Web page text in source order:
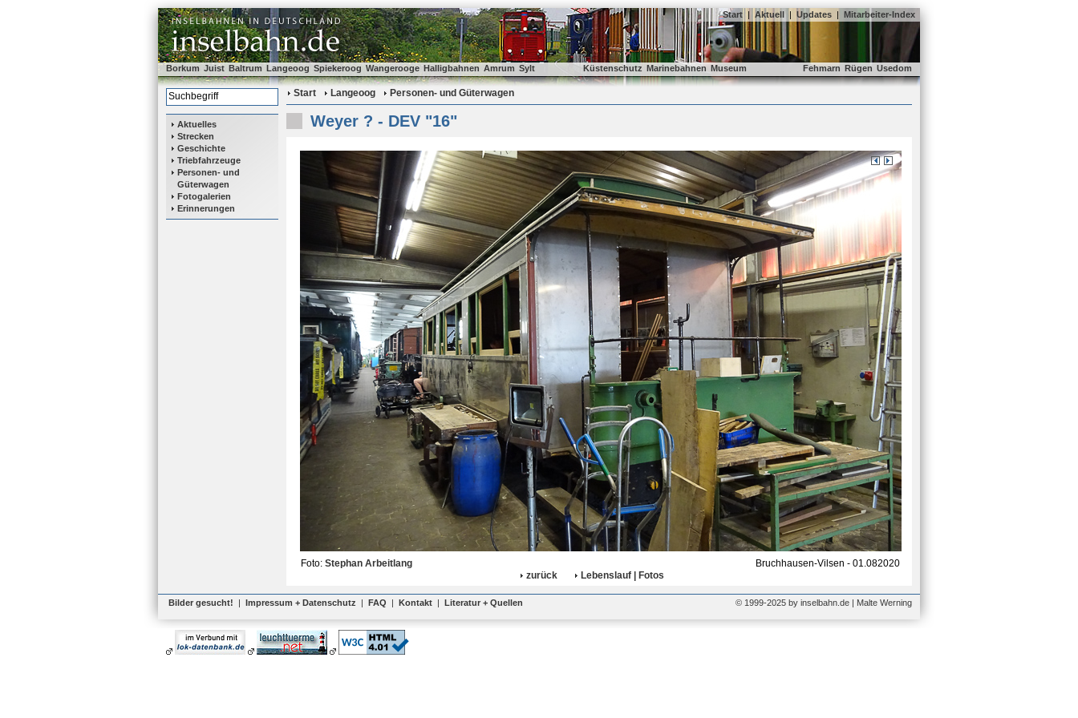
Start | Aktuell | Updates | Mitarbeiter-Index
Borkum Juist Baltrum Langeoog Spiekeroog Wangerooge Halligbahnen Amrum Sylt Küstenschutz Marinebahnen Museum Fehmarn Rügen Usedom
Aktuelles
Strecken
Geschichte
Triebfahrzeuge
Personen- und
Güterwagen
Fotogalerien
Erinnerungen
Start Langeoog Personen- und Güterwagen
Weyer ? - DEV "16"
Foto: Stephan Arbeitlang
Bruchhausen-Vilsen - 01.082020
zurück
Lebenslauf | Fotos
Bilder gesucht! | Impressum + Datenschutz | FAQ | Kontakt | Literatur + Quellen © 1999-2025 by inselbahn.de | Malte Werning